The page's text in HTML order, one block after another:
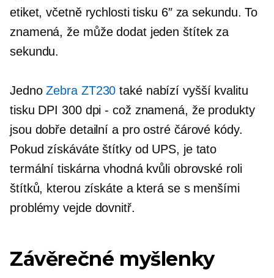
etiket, včetně rychlosti tisku 6″ za sekundu. To
znamená, že může dodat jeden štítek za
sekundu.
JednoZebra ZT230 také nabízí vyšší kvalitu
tisku DPI300 dpi - což znamená, že produkty
jsou dobře detailní a pro ostré čárové kódy.
Pokud získáváte štítky od UPS, je tato
termální tiskárna vhodná kvůli obrovské roli
štítků, kterou získáte a která se s menšími
problémy vejde dovnitř.
Závěrečné myšlenky